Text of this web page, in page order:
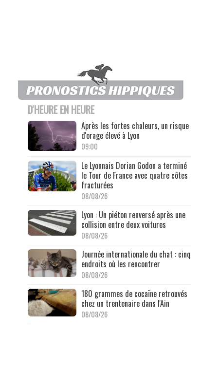
D'HEURE EN HEURE
Après les fortes chaleurs, un risque
d'orage élevé à Lyon
09:00
Le Lyonnais Dorian Godon a terminé
le Tour de France avec quatre côtes
fracturées
08/08/26
Lyon : Un piéton renversé après une
collision entre deux voitures
08/08/26
Journée internationale du chat : cinq
endroits où les rencontrer
08/08/26
180 grammes de cocaïne retrouvés
chez un trentenaire dans l'Ain
08/08/26